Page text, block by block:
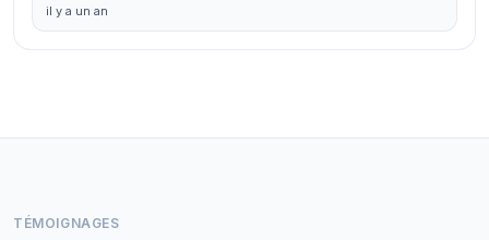
il y a un an
TÉMOIGNAGES